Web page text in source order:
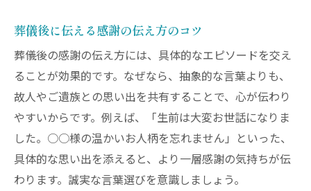
葬儀後に伝える感謝の伝え方のコツ
葬儀後の感謝の伝え方には、具体的なエピソードを交え
ることが効果的です。なぜなら、抽象的な言葉よりも、
故人やご遺族との思い出を共有することで、心が伝わり
やすいからです。例えば、「生前は大変お世話になりま
した。○○様の温かいお人柄を忘れません」といった、
具体的な思い出を添えると、より一層感謝の気持ちが伝
わります。誠実な言葉選びを意識しましょう。